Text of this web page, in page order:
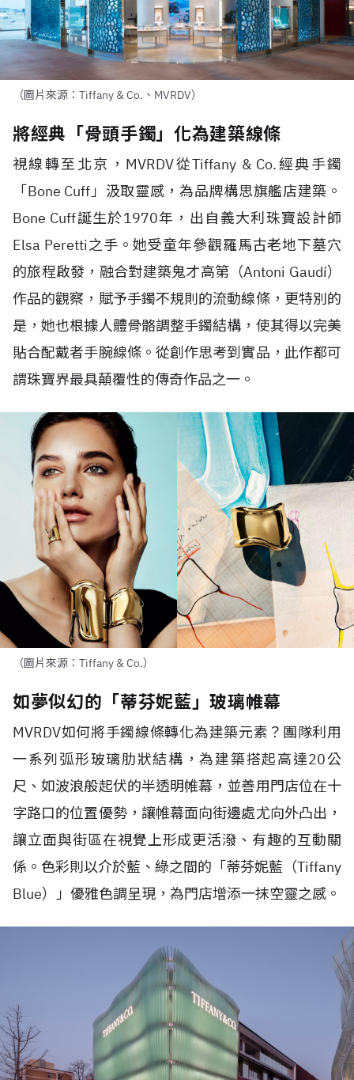
（圖片來源：Tiffany & Co.、MVRDV）
將經典「骨頭手鐲」化為建築線條
視線轉至北京， MVRDV從Tiffany & Co.經典手鐲
「Bone Cuff」汲取靈感，為品牌構思旗艦店建築。
Bone Cuff誕生於1970年，出自義大利珠寶設計師
Elsa Peretti之手。她受童年參觀羅馬古老地下墓穴
的旅程啟發，融合對建築鬼才高第（Antoni Gaudí）
作品的觀察，賦予手鐲不規則的流動線條，更特別的
是，她也根據人體骨骼調整手鐲結構，使其得以完美
貼合配戴者手腕線條。從創作思考到實品，此作都可
謂珠寶界最具顛覆性的傳奇作品之一。
（圖片來源：Tiffany & Co.）
如夢似幻的「蒂芬妮藍」玻璃帷幕
MVRDV如何將手鐲線條轉化為建築元素？團隊利用
一系列弧形玻璃肋狀結構，為建築搭起高達20公
尺、如波浪般起伏的半透明帷幕，並善用門店位在十
字路口的位置優勢，讓帷幕面向街邊處尤向外凸出，
讓立面與街區在視覺上形成更活潑、有趣的互動關
係。色彩則以介於藍、綠之間的「蒂芬妮藍（Tiffany
Blue）」優雅色調呈現，為門店增添一抹空靈之感。